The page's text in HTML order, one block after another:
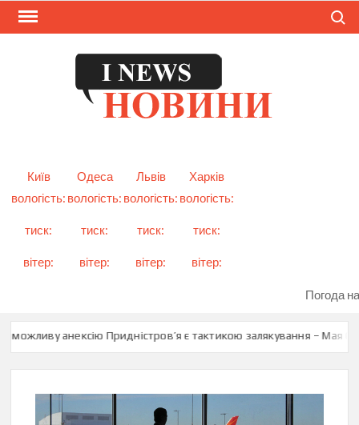
Skip
Київ
Одеса Львів
Харків
вологість:
тиск:
вітер:
вологість:
тиск:
вітер:
вологість:
тиск:
вітер:
вологість:
тиск:
вітер:
Погода
можливу анексію Придністров’я є тактикою залякування – Мая